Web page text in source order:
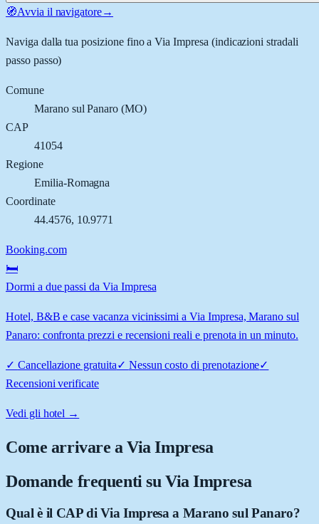
🧭Avvia il navigatore→
Naviga dalla tua posizione fino aVia Impresa (indicazioni stradali
passo passo)
Comune
Marano sul Panaro (MO)
CAP
41054
Regione
Emilia-Romagna
Coordinate
44.4576, 10.9771
Booking.com
🛏️
Dormi a due passi da Via Impresa
Hotel, B&B e case vacanza vicinissimi a Via Impresa, Marano sul
Panaro: confronta prezzi e recensioni reali e prenota in un minuto.
✓ Cancellazione gratuita✓ Nessun costo di prenotazione✓
Recensioni verificate
Vedi gli hotel →
Come arrivare aVia Impresa
Domande frequenti su Via Impresa
Qual è il CAP di Via Impresa a Marano sul Panaro?